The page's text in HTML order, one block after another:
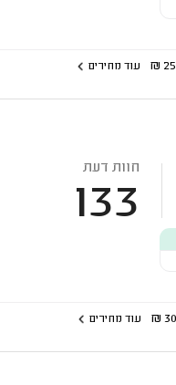
₪ עוד מחירים
חוות דעת
133
₪ עוד מחירים